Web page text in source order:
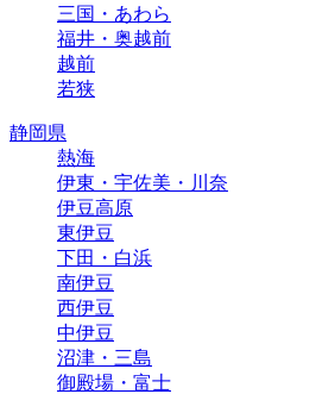
三国・あわら
福井・奥越前
越前
若狭
静岡県
熱海
伊東・宇佐美・川奈
伊豆高原
東伊豆
下田・白浜
南伊豆
西伊豆
中伊豆
沼津・三島
御殿場・富士